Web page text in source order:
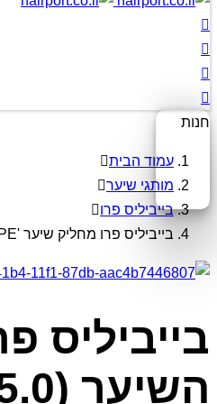
חנות
עמוד הבית
מותגי שיער
בייביליס פרו
בייביליס פרו מחליק שיער 'BAB2670EPE' להחלקת ועיצוב השיער (EP Technology 5.0)
השיער (EP Technology 5.0)